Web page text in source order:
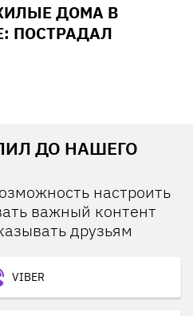
ДОМА В
ПОСТРАДАЛ
ДО НАШЕГО
настроить
важный контент
друзьям
VIBER